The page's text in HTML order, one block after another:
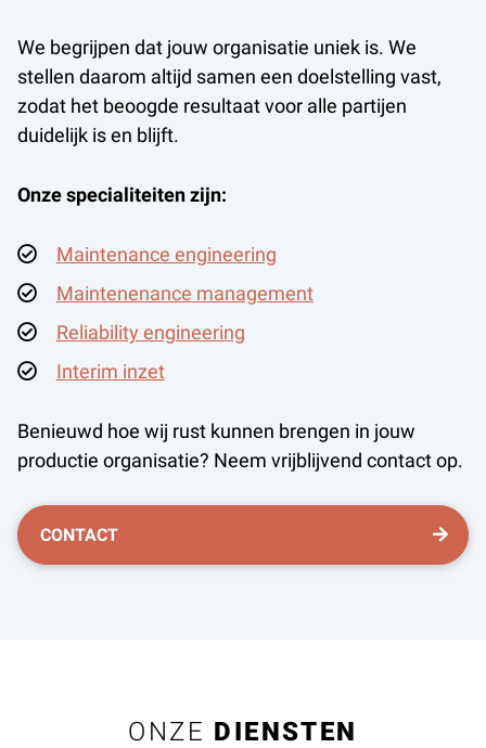
We begrijpen dat jouw organisatie uniek is. We
stellen daarom altijd samen een doelstelling vast,
zodat het beoogde resultaat voor alle partijen
duidelijk is en blijft.
Onze specialiteiten zijn:
Maintenance engineering
Maintenenance management
Reliability engineering
Interim inzet
Benieuwd hoe wij rust kunnen brengen in jouw
productie organisatie? Neem vrijblijvend contact op.
CONTACT
ONZE DIENSTEN